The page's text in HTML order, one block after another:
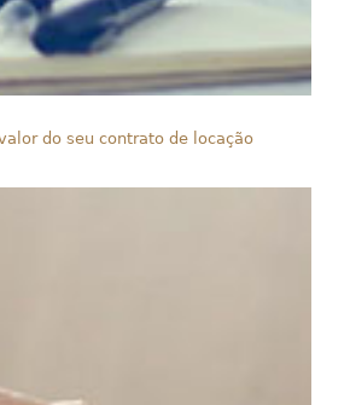
do seu contrato de locação